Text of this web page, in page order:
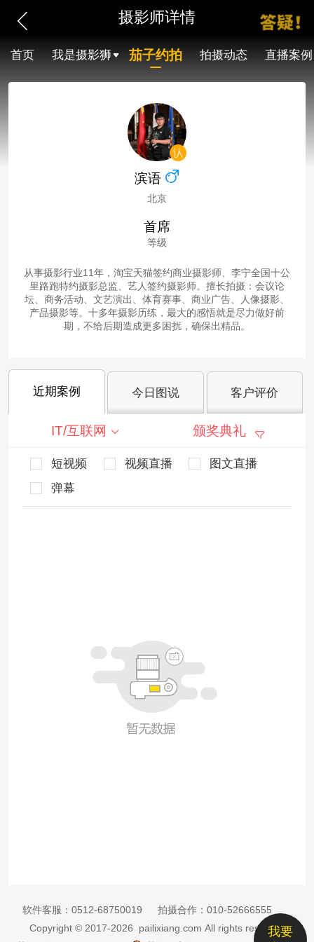
摄影师详情
首页 我是摄影狮 茄子约拍 拍摄动态 直播案例
滨语
北京
首席
等级
从事摄影行业11年，淘宝天猫签约商业摄影师、李宁全国十公
里路跑特约摄影总监、艺人签约摄影师。擅长拍摄：会议论
坛、商务活动、文艺演出、体育赛事、商业广告、人像摄影、
产品摄影等。十多年摄影历练，最大的感悟就是尽力做好前
期，不给后期造成更多困扰，确保出精品。
近期案例 今日图说 客户评价
IT/互联网 颁奖典礼
短视频 视频直播
图文直播
弹幕
我要
软件客服： 0512-68750019 拍摄合作： 010-52666555
Copyright © 2017-2026 pailixiang.com All rights reserved